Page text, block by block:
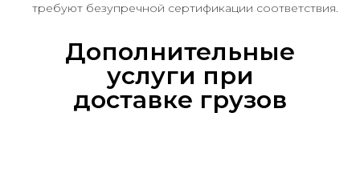
требуют безупречной сертификации соответствия.
Дополнительные
услуги при
доставке грузов